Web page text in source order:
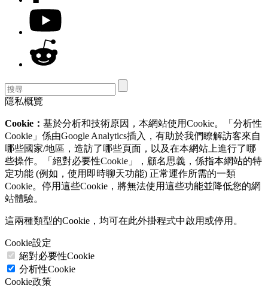
隱私概覽
Cookie： 基於分析和技術原因，本網站使用Cookie。「分析性
Cookie」係由Google Analytics插入，有助於我們瞭解訪客來自
哪些國家/地區，造訪了哪些頁面，以及在本網站上進行了哪
些操作。「絕對必要性Cookie」，顧名思義，係指本網站的特
定功能 (例如，使用即時聊天功能) 正常運作所需的一類
Cookie。停用這些Cookie，將無法使用這些功能並降低您的網
站體驗。
這兩種類型的Cookie，均可在此外掛程式中啟用或停用。
Cookie設定
絕對必要性Cookie
分析性Cookie
Cookie政策